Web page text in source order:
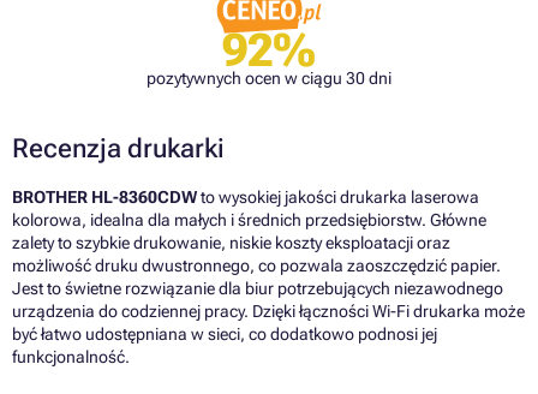
92%
pozytywnych ocen w ciągu 30 dni
Recenzja drukarki
BROTHER HL-8360CDWto wysokiej jakości drukarka laserowa
kolorowa, idealna dla małych i średnich przedsiębiorstw. Główne
zalety to szybkie drukowanie, niskie koszty eksploatacji oraz
możliwość druku dwustronnego, co pozwala zaoszczędzić papier.
Jest to świetne rozwiązanie dla biur potrzebujących niezawodnego
urządzenia do codziennej pracy. Dzięki łączności Wi-Fi drukarka może
być łatwo udostępniana w sieci, co dodatkowo podnosi jej
funkcjonalność.